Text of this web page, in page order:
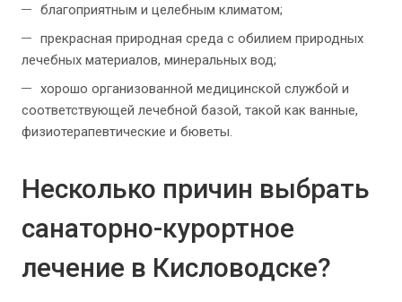
благоприятным и целебным климатом;
прекрасная природная среда с обилием природных
лечебных материалов, минеральных вод;
хорошо организованной медицинской службой и
соответствующей лечебной базой, такой как ванные,
физиотерапевтические и бюветы.
Несколько причин выбрать
санаторно-курортное
лечение в Кисловодске?